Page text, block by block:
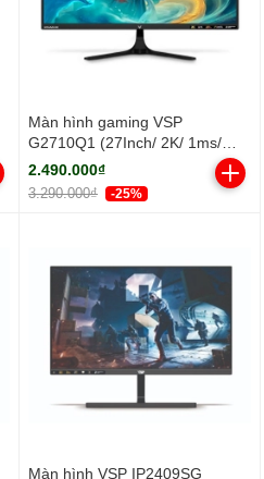
Màn hình gaming VSP
G2710Q1 (27Inch/ 2K/ 1ms/
100HZ/ 300cd/m2/ IPS)
2.490.000₫
3.290.000₫ -25%
Màn hình VSP IP2409SG